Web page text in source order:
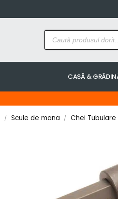
CASĂ &
/ Scule de mana / Chei Tubulare